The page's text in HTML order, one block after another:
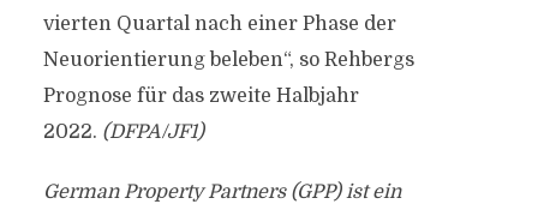
vierten Quartal nach einer Phase der
Neuorientierung beleben“, so Rehbergs
Prognose für das zweite Halbjahr
2022. (DFPA/JF1)
German Property Partners (GPP) ist ein